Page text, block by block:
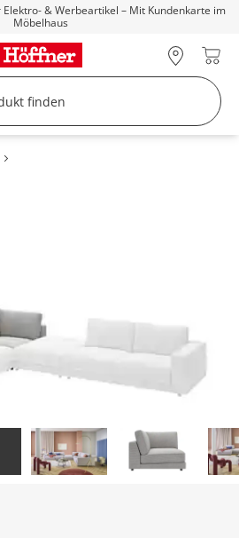
Elektro- & Werbeartikel – Mit Kundenkarte im
Möbelhaus